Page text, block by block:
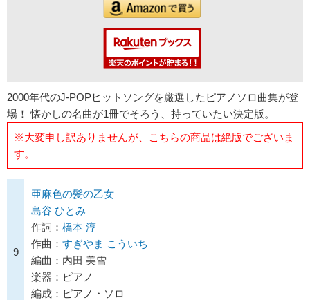
2000年代のJ-POPヒットソングを厳選したピアノソロ曲集が登
場！ 懐かしの名曲が1冊でそろう、持っていたい決定版。
※大変申し訳ありませんが、こちらの商品は絶版でございま
す。
9
亜麻色の髪の乙女
島谷 ひとみ
作詞： 橋本 淳
作曲： すぎやま こういち
編曲：内田 美雪
楽器：ピアノ
編成：ピアノ・ソロ